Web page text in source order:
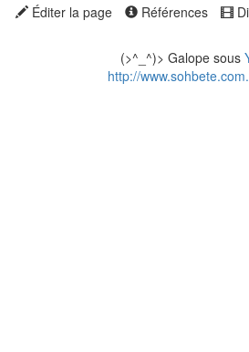
Éditer la page Références
(>^_^)> Galope sous
http://